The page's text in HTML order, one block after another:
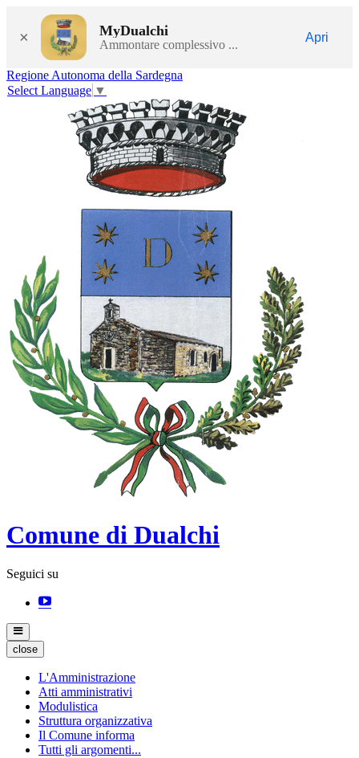
× MyDualchi
Ammontare complessivo ...
Apri
Regione Autonoma della Sardegna
Select Language ▼
Comune di Dualchi
Seguici su
close
L'Amministrazione
Atti amministrativi
Modulistica
Struttura organizzativa
Il Comune informa
Tutti gli argomenti...